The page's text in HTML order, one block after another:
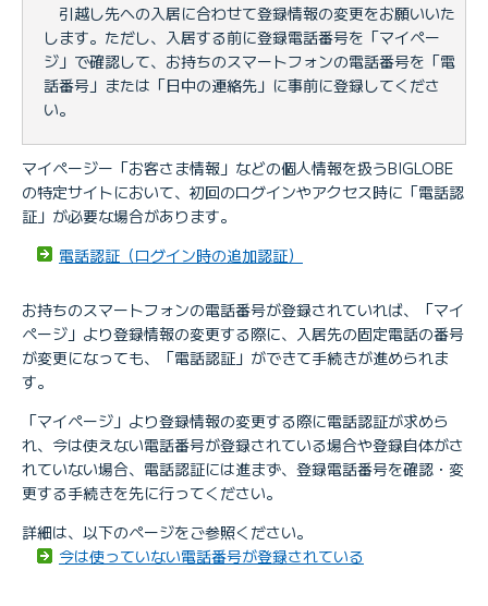
引越し先への入居に合わせて登録情報の変更をお願いいた
します。ただし、入居する前に登録電話番号を「マイペー
ジ」で確認して、お持ちのスマートフォンの電話番号を「電
話番号」または「日中の連絡先」に事前に登録してくださ
い。
マイページー「お客さま情報」などの個人情報を扱うBIGLOBE
の特定サイトにおいて、初回のログインやアクセス時に「電話認
証」が必要な場合があります。
電話認証（ログイン時の追加認証）
お持ちのスマートフォンの電話番号が登録されていれば、「マイ
ページ」より登録情報の変更する際に、入居先の固定電話の番号
が変更になっても、「電話認証」ができて手続きが進められま
す。
「マイページ」より登録情報の変更する際に電話認証が求めら
れ、今は使えない電話番号が登録されている場合や登録自体がさ
れていない場合、電話認証には進まず、登録電話番号を確認・変
更する手続きを先に行ってください。
詳細は、以下のページをご参照ください。
今は使っていない電話番号が登録されている